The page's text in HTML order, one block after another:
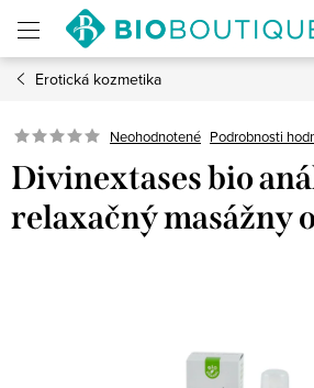
obsah
Erotická kozmetika
Neohodnotené Podrobnosti
Divinextases bio
relaxačný masážny